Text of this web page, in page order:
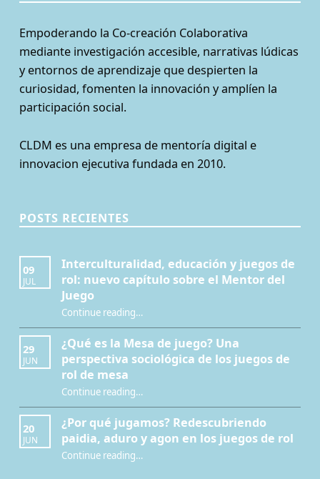
Empoderando la Co-creación Colaborativa
mediante investigación accesible, narrativas lúdicas
y entornos de aprendizaje que despierten la
curiosidad, fomenten la innovación y amplíen la
participación social.
CLDM es una empresa de mentoría digital e
innovacion ejecutiva fundada en 2010.
POSTS RECIENTES
09
JUL
Interculturalidad, educación y juegos de
rol: nuevo capítulo sobre el Mentor del
Juego
Continue reading“Interculturalidad, educación y juegos de rol: nuevo capítulo sobre el Mentor del Juego”
…
29
JUN
¿Qué es la Mesa de juego? Una
perspectiva sociológica de los juegos de
rol de mesa
Continue reading“¿Qué es la Mesa de juego? Una perspectiva sociológica de los juegos de rol de mesa”
…
20
JUN
¿Por qué jugamos? Redescubriendo
paidia, aduro y agon en los juegos de rol
Continue reading“¿Por qué jugamos? Redescubriendo paidia, aduro y agon en los juegos de rol”
…